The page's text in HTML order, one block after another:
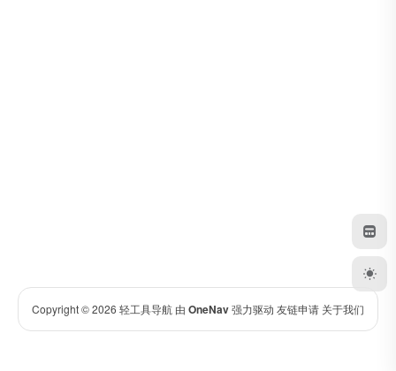
Copyright © 2026 轻工具导航 由 OneNav强力驱动 友链申请 关于我们